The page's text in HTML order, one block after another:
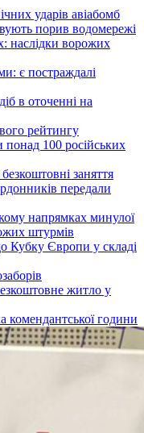
ударів авіабомб
порив водомережі
наслідки ворожих
є постраждалі
в оточенні на
рейтингу
100 російських
заняття
передали
напрямках минулої
штурмів
Кубку Європи у складі
житло у
години